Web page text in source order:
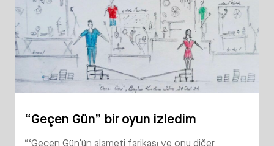
“Geçen Gün” bir oyun izledim
“‘Geçen Gün’ün alameti farikası ve onu diğer